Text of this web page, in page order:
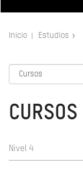
Inicio Estudios
CURSOS
Nivel 4